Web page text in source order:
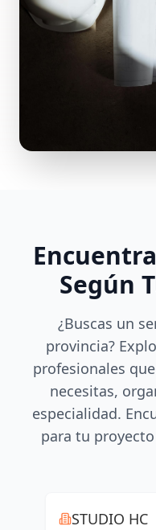
Según
¿Buscas un
provincia?
profesionales
necesitas,
especialidad.
para tu
STUDIO HC